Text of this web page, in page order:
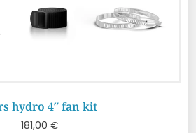
hydro 4″ fan kit
181,00 €